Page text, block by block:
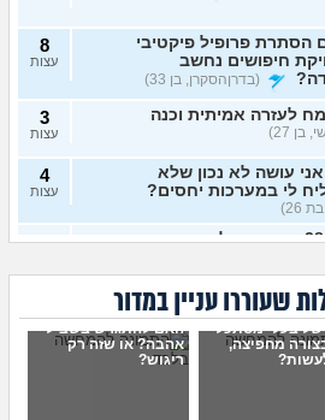
הסתרת פרופיל פיקטיבי
חיפושים נחשב
(בדרןהסקרן, בן 33)
8
עצות
לעזרה אמיתית וכנה
בן 27)
3
עצות
עושה לא נכון שלא
לי במערכות יחסים?
26)
4
עצות
בת 28 ואף פעם לא הייתי
ראשון?
(רווקה, בת 28)
6
מתנהגת מוזר?
(אנונימי,
3
עצות
לא הייתי בזוגיות ואני לא
שעוררו עניין במדור
בעלי מסתכל
מחפיצה,
האם להתגרש בשביל
אהבה? או שזה רק
ריגוש?